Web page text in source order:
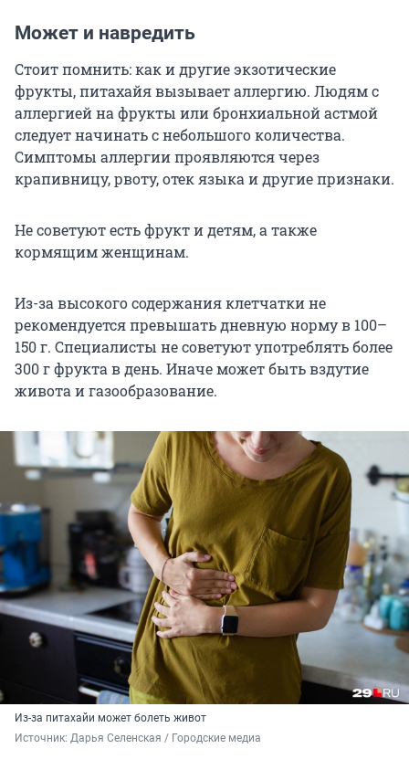
Может и навредить
Стоит помнить: как и другие экзотические
фрукты, питахайя вызывает аллергию. Людям с
аллергией на фрукты или бронхиальной астмой
следует начинать с небольшого количества.
Симптомы аллергии проявляются через
крапивницу, рвоту, отек языка и другие признаки.
Не советуют есть фрукт и детям, а также
кормящим женщинам.
Из-за высокого содержания клетчатки не
рекомендуется превышать дневную норму в 100–
150 г. Специалисты не советуют употреблять более
300 гфрукта в день. Иначе может быть вздутие
живота и газообразование.
Из-за питахайи может болеть живот
Источник: Дарья Селенская / Городские медиа